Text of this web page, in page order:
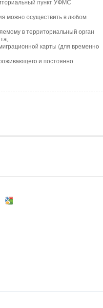
пункт УФМС
можно осуществить в любом
в территориальный орган
карты (для временно
и постоянно